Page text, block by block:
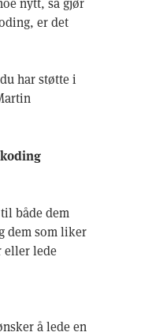
nytt, så gjør
er det
har støtte i
både dem
dem som liker
eller lede
å lede en